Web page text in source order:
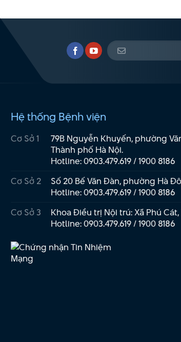
Hệ thống Bệnh viện
Cơ Sở 1
79B Nguyễn Khuyến, phường
Thành phố Hà Nội.
Hotline:0903.479.619/1900 8186
Cơ Sở 2
Số 20 Bế Văn Đàn, phường Hà
Hotline:0903.479.619/1900 8186
Cơ Sở 3
Khoa Điều trị Nội trú: Xã Phú
Hotline:0903.479.619/1900 8186